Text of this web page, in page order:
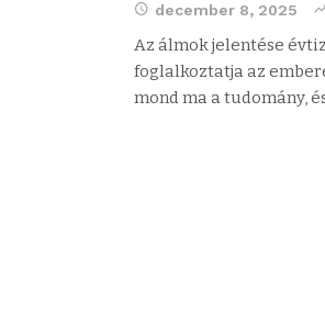
december 8, 2025
Az álmok jelentése
foglalkoztatja az
mond ma a tudomány,